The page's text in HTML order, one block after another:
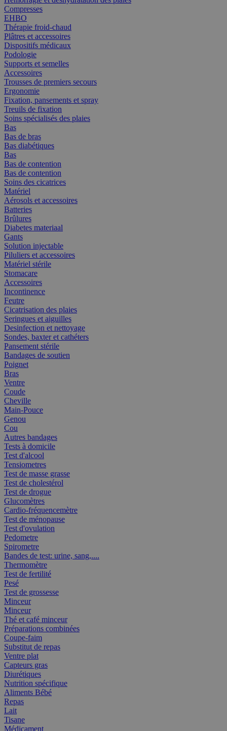
Compresses
EHBO
Thérapie froid-chaud
Plâtres et accessoires
Dispositifs médicaux
Podologie
Supports et semelles
Accessoires
Trousses de premiers secours
Ergonomie
Fixation, pansements et spray
Treuils de fixation
Soins spécialisés des plaies
Bas
Bas de bras
Bas diabétiques
Bas
Bas de contention
Bas de contention
Soins des cicatrices
Matériel
Aérosols et accessoires
Batteries
Brûlures
Diabetes materiaal
Gants
Solution injectable
Piluliers et accessoires
Matériel stérile
Stomacare
Accessoires
Incontinence
Feutre
Cicatrisation des plaies
Seringues et aiguilles
Desinfection et nettoyage
Sondes, baxter et cathéters
Pansement stérile
Bandages de soutien
Poignet
Bras
Ventre
Coude
Cheville
Main-Pouce
Genou
Cou
Autres bandages
Tests à domicile
Test d'alcool
Tensiometres
Test de masse grasse
Test de cholestérol
Test de drogue
Glucomètres
Cardio-fréquencemètre
Test de ménopause
Test d'ovulation
Pedometre
Spirometre
Bandes de test: urine, sang,....
Thermomètre
Test de fertilité
Pesé
Test de grossesse
Minceur
Minceur
Thé et café minceur
Préparations combinées
Coupe-faim
Substitut de repas
Ventre plat
Capteurs gras
Diurétiques
Nutrition spécifique
Aliments Bébé
Repas
Lait
Tisane
Médicament